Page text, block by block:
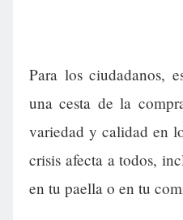
Para los ciudadanos,
una cesta de la
variedad y calidad en
crisis afecta a todos,
en tu paella o en tu